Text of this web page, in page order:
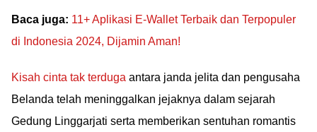
Baca juga: 11+ Aplikasi E-Wallet Terbaik dan Terpopuler
di Indonesia 2024, Dijamin Aman!
Kisah cinta tak terduga antara janda jelita dan pengusaha
Belanda telah meninggalkan jejaknya dalam sejarah
Gedung Linggarjati serta memberikan sentuhan romantis